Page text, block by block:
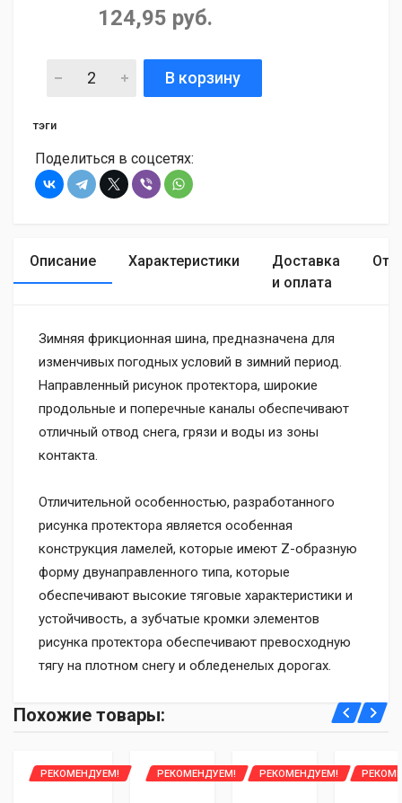
124,95 руб.
В корзину
тэги
Поделиться в соцсетях:
Описание Характеристики
Доставка
и оплата
Зимняя фрикционная шина, предназначена для
изменчивых погодных условий в зимний период.
Направленный рисунок протектора, широкие
продольные и поперечные каналы обеспечивают
отличный отвод снега, грязи и воды из зоны
контакта.
Отличительной особенностью, разработанного
рисунка протектора является особенная
конструкция ламелей, которые имеют Z-образную
форму двунаправленного типа, которые
обеспечивают высокие тяговые характеристики и
устойчивость, а зубчатые кромки элементов
рисунка протектора обеспечивают превосходную
тягу на плотном снегу и обледенелых дорогах.
Основные:
Легковые шины
Доставка курьером до двери по всей Беларуси:
- Оплата наличными либо банковской картой при
Имя
Уважаемые клиенты, интернет-магазин 2bar.by
Похожие товары:
РЕКОМЕНДУЕМ! РЕКОМЕНДУЕМ! РЕКОМЕНДУЕМ!